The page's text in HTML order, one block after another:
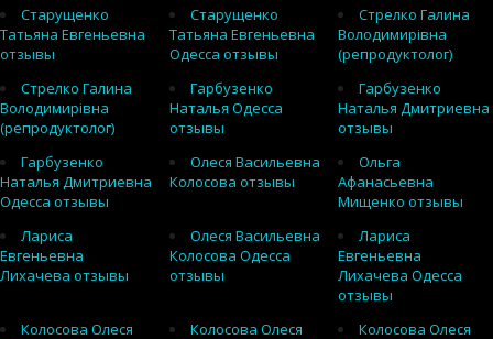
Старущенко
Татьяна Евгеньевна
отзывы
Старущенко
Татьяна Евгеньевна
Одесса отзывы
Стрелко Галина
Володимирівна
(репродуктолог)
Стрелко Галина
Володимирівна
(репродуктолог)
Гарбузенко
Наталья Одесса
отзывы
Гарбузенко
Наталья Дмитриевна
отзывы
Гарбузенко
Наталья Дмитриевна
Одесса отзывы
Олеся Васильевна
Колосова отзывы
Ольга
Афанасьевна
Мищенко отзывы
Лариса
Евгеньевна
Лихачева отзывы
Олеся Васильевна
Колосова Одесса
отзывы
Лариса
Евгеньевна
Лихачева Одесса
отзывы
Колосова Олеся
Колосова Олеся
Колосова Олеся